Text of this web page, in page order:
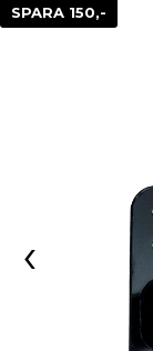
SPARA 150,-
‹